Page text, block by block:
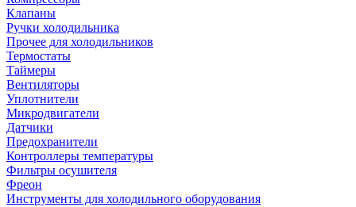
Клапаны
Ручки холодильника
Прочее для холодильников
Термостаты
Таймеры
Вентиляторы
Уплотнители
Микродвигатели
Датчики
Предохранители
Контроллеры температуры
Фильтры осушителя
Фреон
Инструменты для холодильного оборудования